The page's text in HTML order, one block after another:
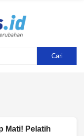
Cari
Mati! Pelatih